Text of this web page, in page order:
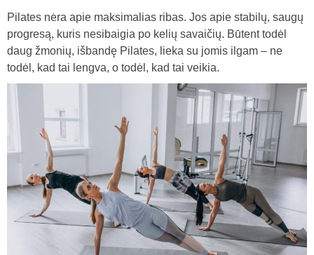
Pilates nėra apie maksimalias ribas. Jos apie stabilų, saugų
progresą, kuris nesibaigia po kelių savaičių. Būtent todėl
daug žmonių, išbandę Pilates, lieka su jomis ilgam – ne
todėl, kad tai lengva, o todėl, kad tai veikia.